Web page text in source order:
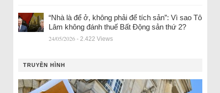
“Nhà là để ở, không phải để tích sản”: Vì sao Tô
Lâm không đánh thuế Bất Động sản thứ 2?
24/05/2026 - 2.422 Views
TRUYỀN HÌNH